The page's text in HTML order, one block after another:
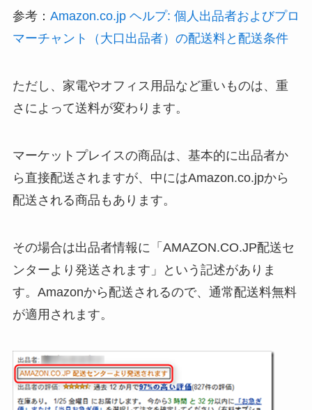
参考： Amazon.co.jp ヘルプ: 個人出品者およびプロ
マーチャント（大口出品者）の配送料と配送条件
ただし、家電やオフィス用品など重いものは、重
さによって送料が変わります。
マーケットプレイスの商品は、基本的に出品者か
ら直接配送されますが、中にはAmazon.co.jpから
配送される商品もあります。
その場合は出品者情報に「AMAZON.CO.JP配送セ
ンターより発送されます」という記述がありま
す。Amazonから配送されるので、通常配送料無料
が適用されます。